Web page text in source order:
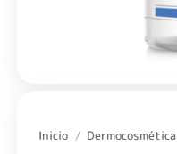
Inicio / Dermocosmética